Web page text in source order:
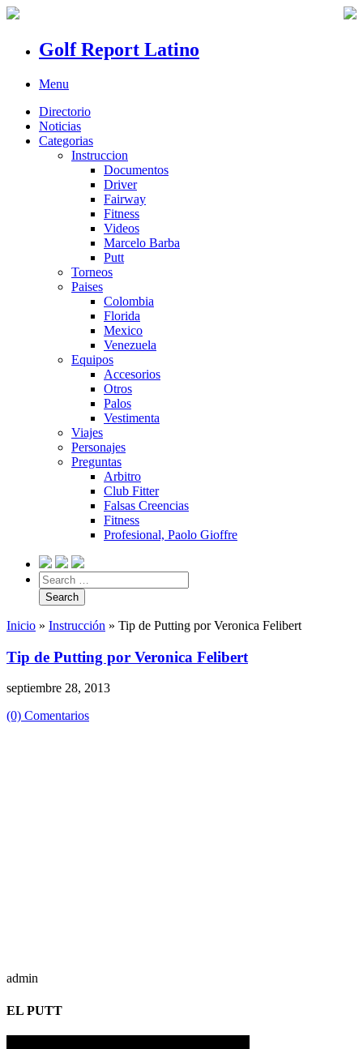
Golf Report Latino
Menu
Directorio
Noticias
Categorias
Instruccion
Documentos
Driver
Fairway
Fitness
Videos
Marcelo Barba
Putt
Torneos
Paises
Colombia
Florida
Mexico
Venezuela
Equipos
Accesorios
Otros
Palos
Vestimenta
Viajes
Personajes
Preguntas
Arbitro
Club Fitter
Falsas Creencias
Fitness
Profesional, Paolo Gioffre
Inicio » Instrucción » Tip de Putting por Veronica Felibert
Tip de Putting por Veronica Felibert
septiembre 28, 2013
(0) Comentarios
admin
EL PUTT